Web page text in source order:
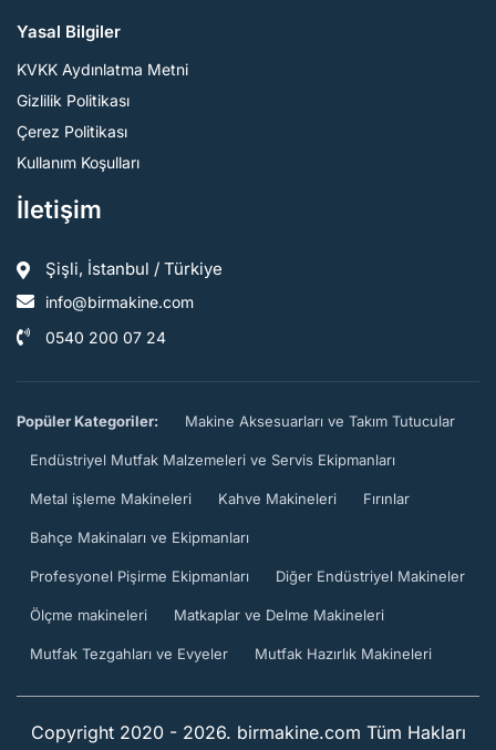
Yasal Bilgiler
KVKK Aydınlatma Metni
Gizlilik Politikası
Çerez Politikası
Kullanım Koşulları
İletişim
Şişli, İstanbul / Türkiye
info@birmakine.com
0540 200 07 24
Popüler Kategoriler: Makine Aksesuarları ve Takım Tutucular
Endüstriyel Mutfak Malzemeleri ve Servis Ekipmanları
Metal işleme Makineleri Kahve Makineleri Fırınlar
Bahçe Makinaları ve Ekipmanları
Profesyonel Pişirme Ekipmanları Diğer Endüstriyel Makineler
Ölçme makineleri Matkaplar ve Delme Makineleri
Mutfak Tezgahları ve Evyeler Mutfak Hazırlık Makineleri
Copyright 2020 - 2026. birmakine.com Tüm Hakları